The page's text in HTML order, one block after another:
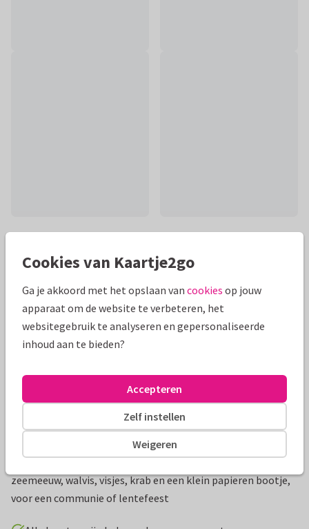
Mooie extra's bij je kaart
Productinformatie
Hippe en lieve uitnodiging met een oceaan illustratie met
zeemeeuw, walvis, visjes, krab en een klein papieren bootje,
voor een communie of lentefeest
Cookies van Kaartje2go
Ga je akkoord met het opslaan van cookies op jouw
apparaat om de website te verbeteren, het
websitegebruik te analyseren en gepersonaliseerde
inhoud aan te bieden?
Weigeren
Zelf instellen
Accepteren